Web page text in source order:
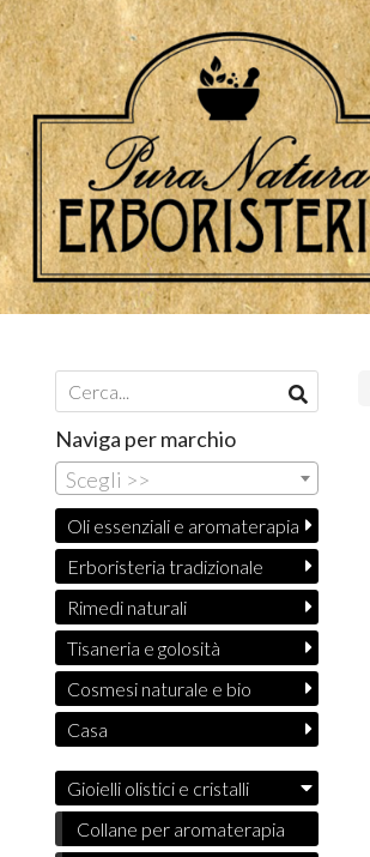
Naviga per marchio
Scegli >>
Oli essenziali e aromaterapia
Erboristeria tradizionale
Rimedi naturali
Tisaneria e golosità
Cosmesi naturale e bio
Casa
Gioielli olistici e cristalli
Collane per aromaterapia